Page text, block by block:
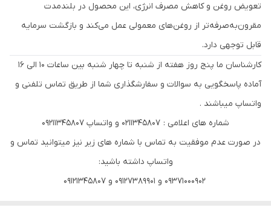
تعویض روغن و کاهش مصرف انرژی، این محصول در بلندمدت
مقرون‌به‌صرفه‌تر از روغن‌های معمولی عمل می‌کند و بازگشت سرمایه
قابل توجهی دارد.
کارشناسان ما پنج روز هفته از شنبه تا چهار شنبه بین ساعات 10 الی 16
آماده پاسخگویی به سوالات و سفارشگذاری شما از طریق تماس تلفنی و
واتساپ میباشند .
شماره های اعلامی : 0211345807 و واتساپ 09211345807
در صورت عدم موفقیت به تماس با شماره های زیر نیز میتوانید تماس و
واتساپ داشته باشید:
09371000902 و 09127389901 و 09121345807